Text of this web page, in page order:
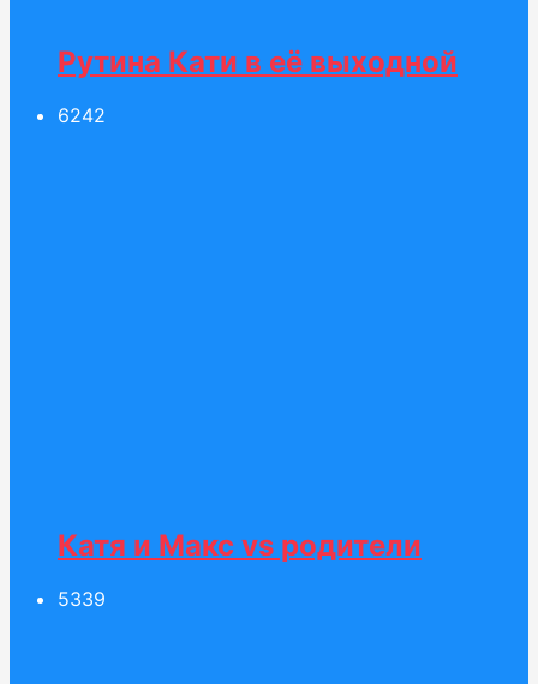
Рутина Кати в её выходной
6242
Катя и Макс vs родители
5339